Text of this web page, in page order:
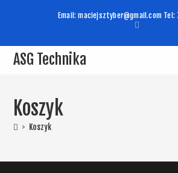
Email: maciejsztyber@gmail.com Tel:
ASG Technika
Koszyk
> Koszyk